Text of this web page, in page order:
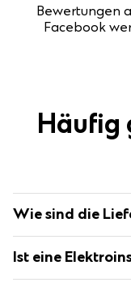
Bewertungen
Facebook
Häufig
Wie sind die
Wochen nach
Ist eine